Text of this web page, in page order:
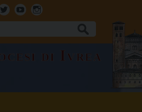
TwitterYoutubeInstagram
di Ivrea